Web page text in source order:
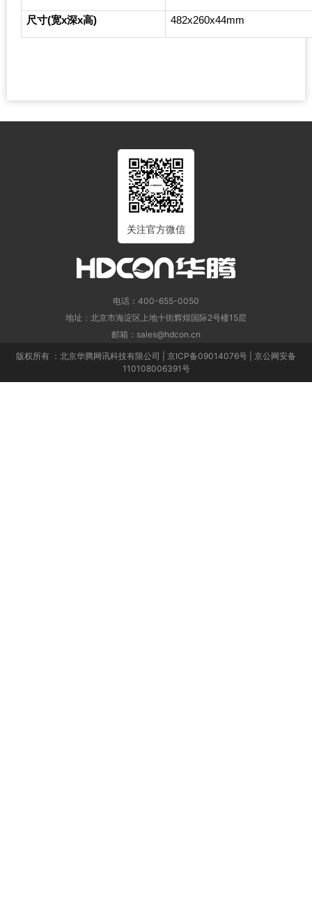
尺寸(宽x深x高) 482x260x44mm
关注官方微信
电话：400-655-0050
地址：北京市海淀区上地十街辉煌国际2号楼15层
邮箱：sales@hdcon.cn
版权所有 ：北京华腾网讯科技有限公司 | 京ICP备09014076号 | 京公网安备
110108006391号